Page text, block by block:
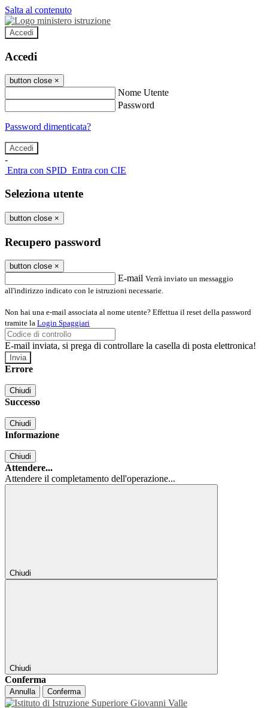
Salta al contenuto
Accedi
Accedi
button close ×
Nome Utente
Password
Password dimenticata?
-
Entra con SPID Entra con CIE
Seleziona utente
button close ×
Recupero password
button close ×
E-mail Verrà inviato un messaggio
all'indirizzo indicato con le istruzioni necessarie.
Non hai una e-mail associata al nome utente? Effettua il reset della password
tramite la Login Spaggiari
E-mail inviata, si prega di controllare la casella di posta elettronica!
Errore
Chiudi
Successo
Chiudi
Informazione
Chiudi
Attendere...
Attendere il completamento dell'operazione...
Chiudi
Chiudi
Conferma
Annulla Conferma